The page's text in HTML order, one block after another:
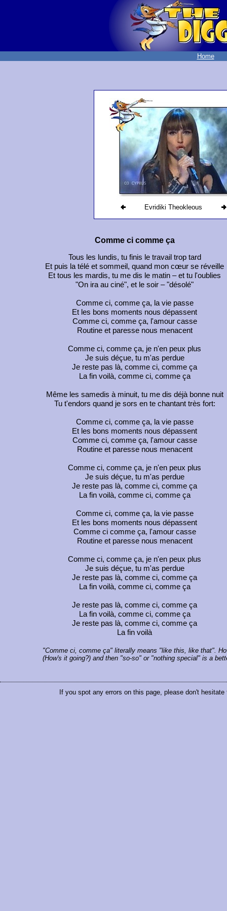
Home
Evridiki Theokleous
Comme ci comme ça
Tous les lundis, tu finis le travail trop tard
Et puis la télé et sommeil, quand mon cœur se réveille
Et tous les mardis, tu me dis le matin – et tu l'oublies
"On ira au ciné", et le soir – "désolé"
Comme ci, comme ça, la vie passe
Et les bons moments nous dépassent
Comme ci, comme ça, l'amour casse
Routine et paresse nous menacent
Comme ci, comme ça, je n'en peux plus
Je suis déçue, tu m'as perdue
Je reste pas là, comme ci, comme ça
La fin voilà, comme ci, comme ça
Même les samedis à minuit, tu me dis déjà bonne nuit
Tu t'endors quand je sors en te chantant très fort:
Comme ci, comme ça, la vie passe
Et les bons moments nous dépassent
Comme ci, comme ça, l'amour casse
Routine et paresse nous menacent
Comme ci, comme ça, je n'en peux plus
Je suis déçue, tu m'as perdue
Je reste pas là, comme ci, comme ça
La fin voilà, comme ci, comme ça
Comme ci, comme ça, la vie passe
Et les bons moments nous dépassent
Comme ci comme ça, l'amour casse
Routine et paresse nous menacent
Comme ci, comme ça, je n'en peux plus
Je suis déçue, tu m'as perdue
Je reste pas là, comme ci, comme ça
La fin voilà, comme ci, comme ça
Je reste pas là, comme ci, comme ça
La fin voilà, comme ci, comme ça
Je reste pas là, comme ci, comme ça
La fin voilà
"Comme ci, comme ça" literally means "like this, like that".
(How's it going?) and then "so-so" or "nothing special" is a
If you spot any errors on this page, please don't